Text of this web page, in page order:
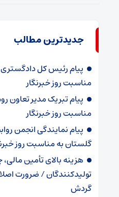
جدیدترین مطالب
پیام رئیس کل
مناسبت روز خبرنگار
پیام تبریک مدیر تعاون
مناسبت روز خبرنگار
پیام نمایندگی انجمن
گلستان به مناسبت روز
هزینه بالای تأمین
تولیدکنندگان / ضرورت
گردش